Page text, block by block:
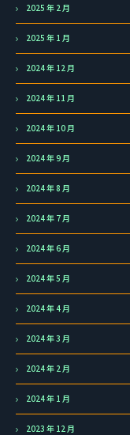
2025 年 2 月
2025 年 1 月
2024 年 12 月
2024 年 11 月
2024 年 10 月
2024 年 9 月
2024 年 8 月
2024 年 7 月
2024 年 6 月
2024 年 5 月
2024 年 4 月
2024 年 3 月
2024 年 2 月
2024 年 1 月
2023 年 12 月